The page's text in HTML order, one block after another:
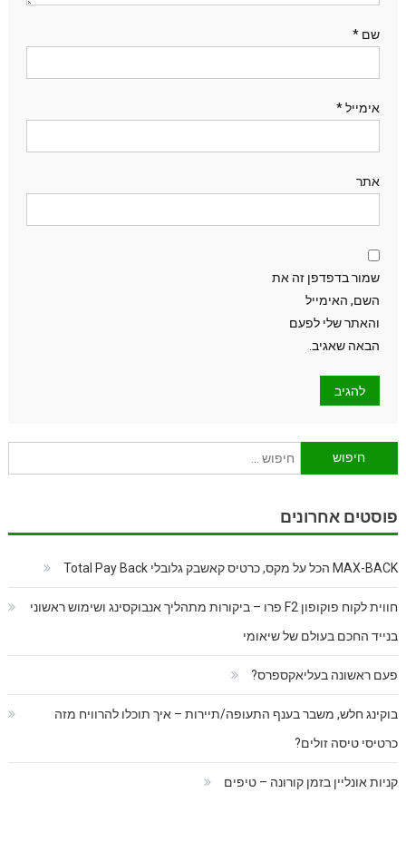
שם *
אימייל*
אתר
שמור בדפדפן זה את
השם, האימייל
והאתר שלי לפעם
הבאה שאגיב.
חיפוש:
פוסטים אחרונים
MAX-BACK הכל על מקס, כרטיס קאשבק גלובלי Total Pay Back
חווית לקוח פוקופון F2 פרו – ביקורות מתהליך אנבוקסינג ושימוש ראשוני
בנייד החכם בעולם של שיאומי
פעם ראשונה בעליאקספרס?
בוקינג חלש, משבר בענף התעופה/תיירות – איך תוכלו להרוויח מזה
כרטיסי טיסה זולים?
קניות אונליין בזמן קורונה – טיפים